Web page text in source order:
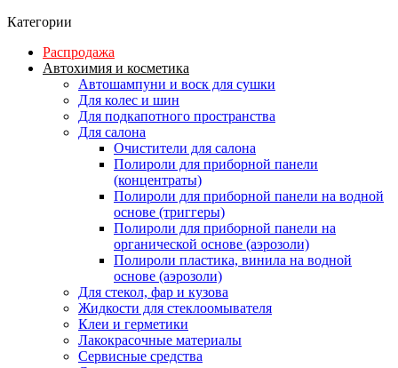
Категории
Распродажа
Автохимия и косметика
Автошампуни и воск для сушки
Для колес и шин
Для подкапотного пространства
Для салона
Очистители для салона
Полироли для приборной панели
(концентраты)
Полироли для приборной панели на водной
основе (триггеры)
Полироли для приборной панели на
органической основе (аэрозоли)
Полироли пластика, винила на водной
основе (аэрозоли)
Для стекол, фар и кузова
Жидкости для стеклоомывателя
Клеи и герметики
Лакокрасочные материалы
Сервисные средства